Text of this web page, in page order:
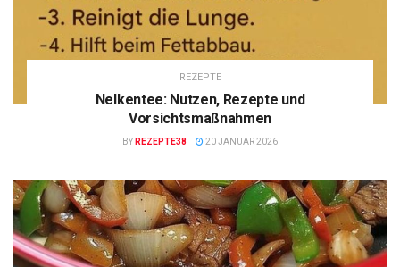
REZEPTE
Nelkentee: Nutzen, Rezepte und
Vorsichtsmaßnahmen
BY REZEPTE38 20 JANUAR 2026